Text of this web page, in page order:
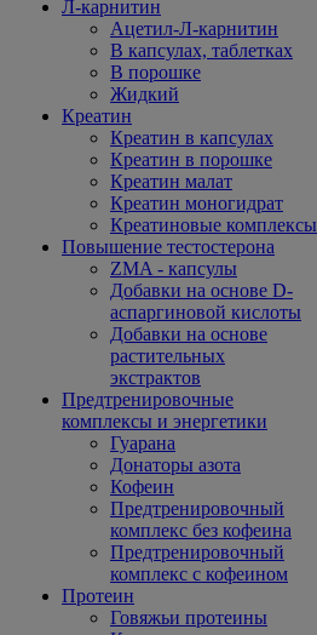
Л-карнитин
Ацетил-Л-карнитин
В капсулах, таблетках
В порошке
Жидкий
Креатин
Креатин в капсулах
Креатин в порошке
Креатин малат
Креатин моногидрат
Креатиновые комплексы
Повышение тестостерона
ZMA - капсулы
Добавки на основе D-
аспаргиновой кислоты
Добавки на основе
растительных
экстрактов
Предтренировочные
комплексы и энергетики
Гуарана
Донаторы азота
Кофеин
Предтренировочный
комплекс без кофеина
Предтренировочный
комплекс с кофеином
Протеин
Говяжьи протеины